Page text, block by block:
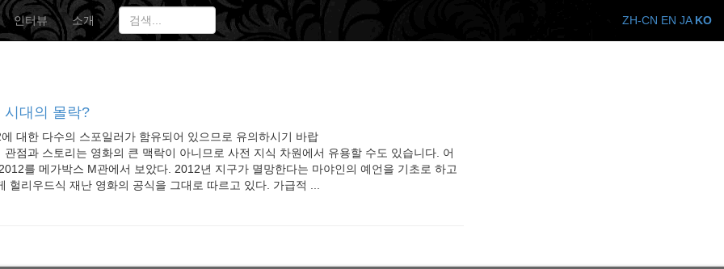
인터뷰 소개
시대의 몰락?
대한 다수의 스포일러가 함유되어 있으므로 유의하시기 바랍
관점과 스토리는 영화의 큰 맥락이 아니므로 사전 지식 차원에서 유용할 수도 있습니다. 어
를 메가박스 M관에서 보았다. 2012년 지구가 멸망한다는 마야인의 예언을 기초로 하고
헐리우드식 재난 영화의 공식을 그대로 따르고 있다. 가급적 ...
ZH-CN EN JA KO